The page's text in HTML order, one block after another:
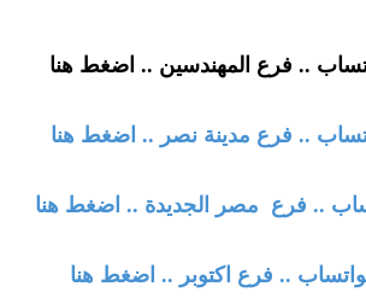
.. فرع المهندسين .. اضغط هنا
.. فرع مدينة نصر .. اضغط هنا
.. فرع مصر الجديدة .. اضغط هنا
.. فرع اكتوبر .. اضغط هنا